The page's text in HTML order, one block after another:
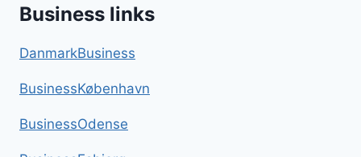
Business links
DanmarkBusiness
BusinessKøbenhavn
BusinessOdense